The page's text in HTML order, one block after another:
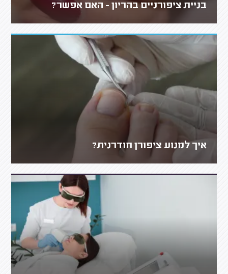
בניית ציפורניים בהריון - האם אפשר?
איך למנוע ציפורן חודרנית?